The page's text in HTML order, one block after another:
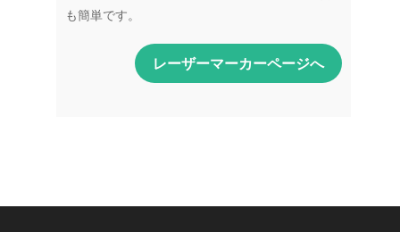
も簡単です。
レーザーマーカーページへ